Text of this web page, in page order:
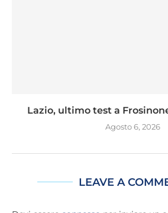
Lazio, ultimo test a
Agosto 6, 2026
LEAVE A